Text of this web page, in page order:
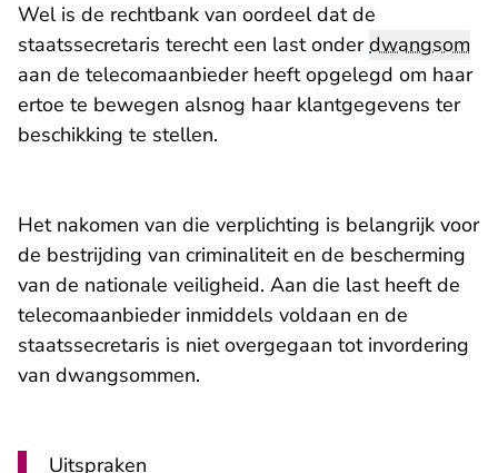
Wel is de rechtbank van oordeel dat de
staatssecretaris terecht een last onderdwangsom
aan de telecomaanbieder heeft opgelegd om haar
ertoe te bewegen alsnog haar klantgegevens ter
beschikking te stellen.
Het nakomen van die verplichting is belangrijk voor
de bestrijding van criminaliteit en de bescherming
van de nationale veiligheid. Aan die last heeft de
telecomaanbieder inmiddels voldaan en de
staatssecretaris is niet overgegaan tot invordering
van dwangsommen.
Uitspraken